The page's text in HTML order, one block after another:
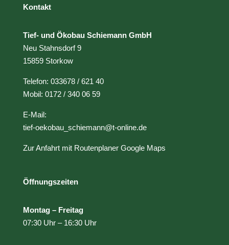
Kontakt
Tief- und Ökobau Schiemann GmbH
Neu Stahnsdorf 9
15859 Storkow
Telefon: 033678 / 621 40
Mobil: 0172 / 340 06 59
E-Mail:
tief-oekobau_schiemann@t-online.de
Zur Anfahrt mit Routenplaner Google Maps
Öffnungszeiten
Montag – Freitag
07:30 Uhr – 16:30 Uhr